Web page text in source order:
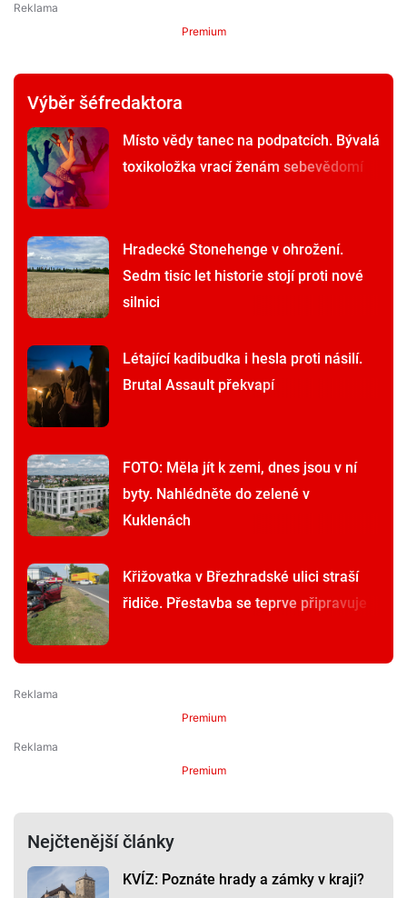
Premium
Výběr šéfredaktora
Místo vědy tanec na podpatcích. Bývalá
toxikoložka vrací ženám sebevědomí
Hradecké Stonehenge v ohrožení.
Sedm tisíc let historie stojí proti nové
silnici
Létající kadibudka i hesla proti násilí.
Brutal Assault překvapí
FOTO: Měla jít k zemi, dnes jsou v ní
byty. Nahlédněte do zelené v
Kuklenách
Křižovatka v Březhradské ulici straší
řidiče. Přestavba se teprve připravuje
Premium
Premium
Nejčtenější články
KVÍZ: Poznáte hrady a zámky v kraji?